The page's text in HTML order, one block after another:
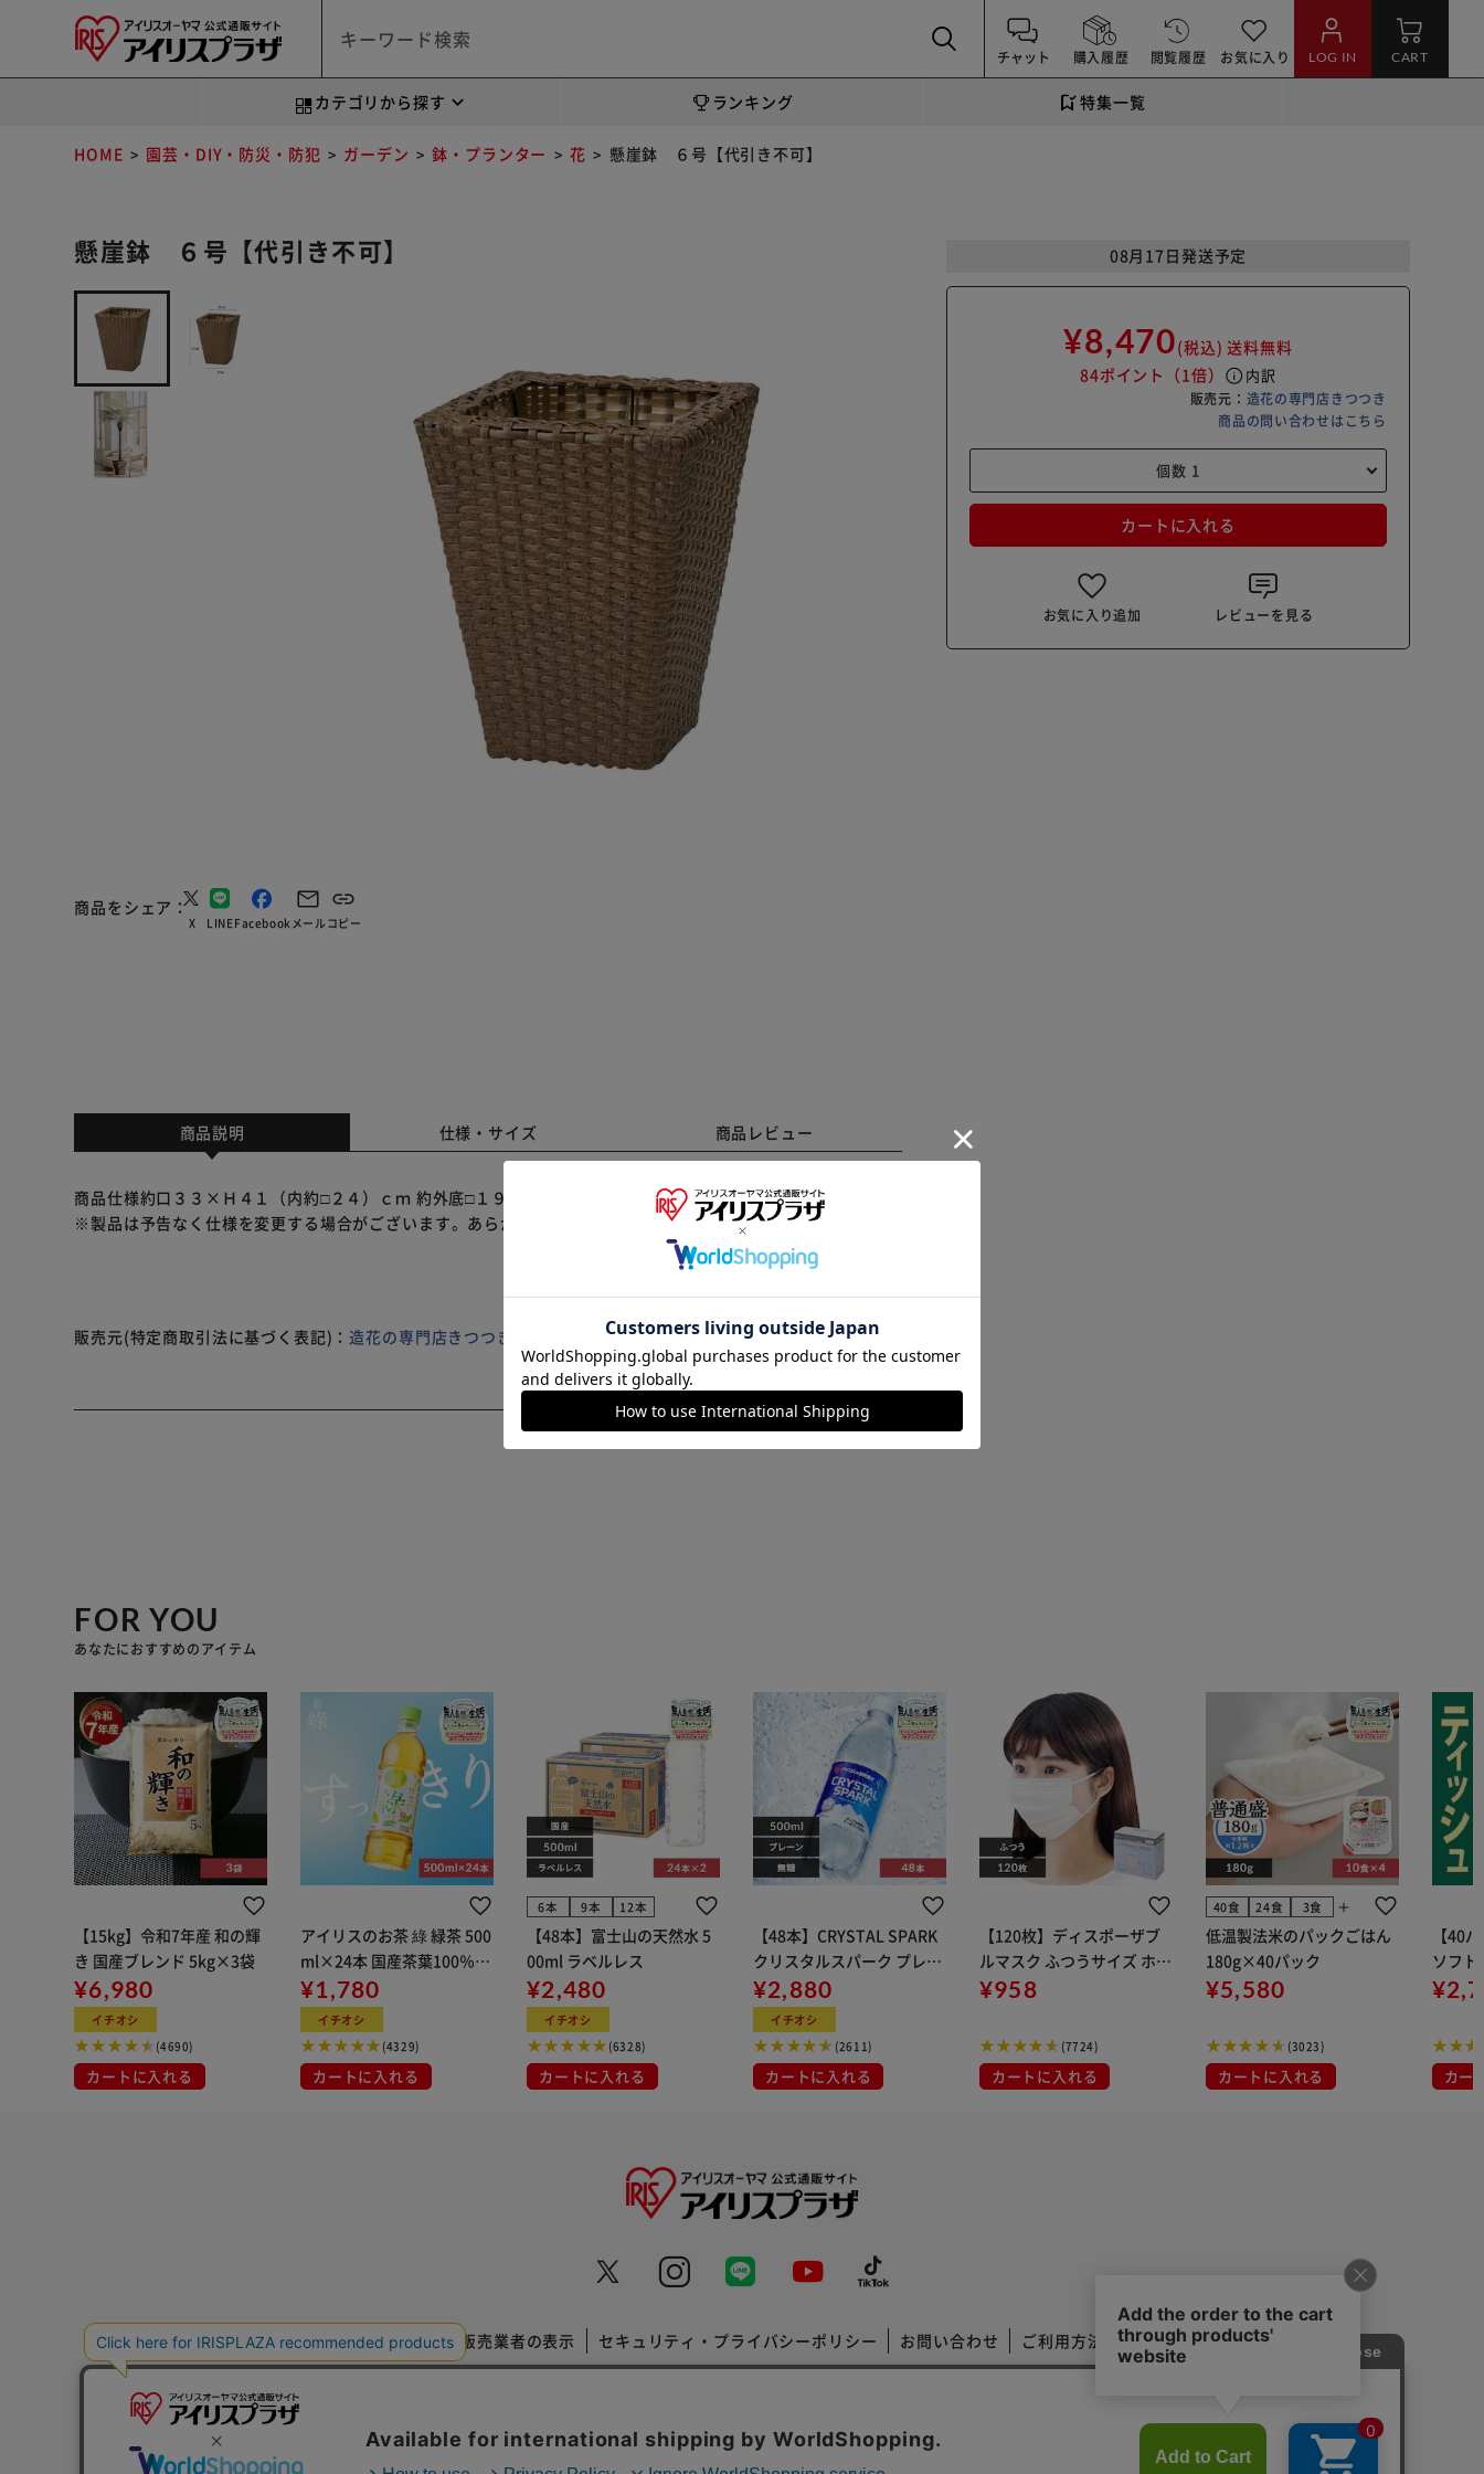
チャット 購入履歴 閲覧履歴 お気に入り LOG IN CART
カテゴリから探す ランキング 特集一覧
HOME 園芸・DIY・防災・防犯 ガーデン 鉢・プランター 花 懸崖鉢 ６号【代引き不可】
懸崖鉢 ６号【代引き不可】
商品をシェア
X LINEFacebook メールコピー
08月17日発送予定
¥8,470(税込) 送料無料
84ポイント （1倍） info 内訳
販売元： 造花の専門店きつつき
商品の問い合わせはこちら
カートに入れる
お気に入り追加 レビューを見る
商品説明 仕様・サイズ 商品レビュー
商品仕様約口３３×Ｈ４１（内約□２４）ｃｍ 約外底□１９ｃｍ ケンガイ鉢６号 １．４３ｋｇ
※製品は予告なく仕様を変更する場合がございます。あらかじめご了承ください。
販売元(特定商取引法に基づく表記)：造花の専門店きつつき アイリスプラザ店
FOR YOU
あなたにおすすめのアイテム
【15kg】令和7年産 和の輝
き 国産ブレンド 5kg×3袋
¥6,980
イチオシ
(4690)
カートに入れる
アイリスのお茶 綠 緑茶 500
ml×24本 国産茶葉100％使
用
¥1,780
イチオシ
(4329)
カートに入れる
6本 9本 12本
【48本】富士山の天然水 5
00ml ラベルレス
¥2,480
イチオシ
(6328)
カートに入れる
【48本】CRYSTAL SPARK
クリスタルスパーク プレー
ン 500ml
¥2,880
イチオシ
(2611)
カートに入れる
【120枚】ディスポーザブ
ルマスク ふつうサイズ ホワ
イト 大容量 DISPOSABLE
布
¥958
(7724)
カートに入れる
40食 24食 3食 add
低温製法米のパックごはん
180g×40パック
¥5,580
(3023)
カートに入れる
【40
ソフ
組) 5
カー
特定商取引法に基づく通信販売業者の表示 セキュリティ・プライバシーポリシー お問い合わせ ご利用方法 ご利用規約
※ご確認ください